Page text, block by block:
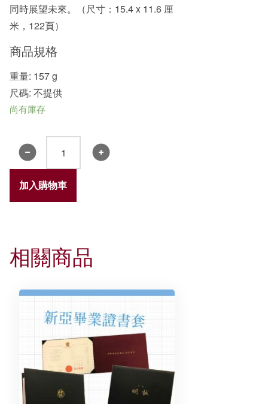
同時展望未來。（尺寸：15.4 x 11.6 厘
米，122頁）
商品規格
重量: 157 g
尺碼: 不提供
尚有庫存
明》
小
冊
量
加入購物車
相關商品